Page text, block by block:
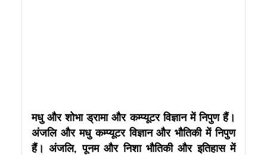
मधु और शोभा ड्रामा और कम्प्यूटर विज्ञान में निपुण हैं।
अंजलि और मधु कम्प्यूटर विज्ञान और भौतिकी में निपुण
हैं। अंजलि, पूनम और निशा भौतिकी और इतिहास में